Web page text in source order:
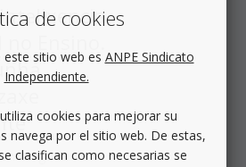
Intelixencia
de
de cookies
este sitio web es ANPE Sindicato
Independiente.
cookies para mejorar su
navega por el sitio web. De estas,
clasifican como necesarias se